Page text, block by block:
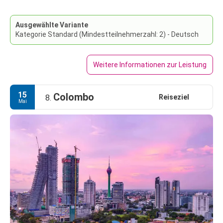
Ausgewählte Variante
Kategorie Standard (Mindestteilnehmerzahl: 2) - Deutsch
Weitere Informationen zur Leistung
15
Mai 8. Colombo Reiseziel